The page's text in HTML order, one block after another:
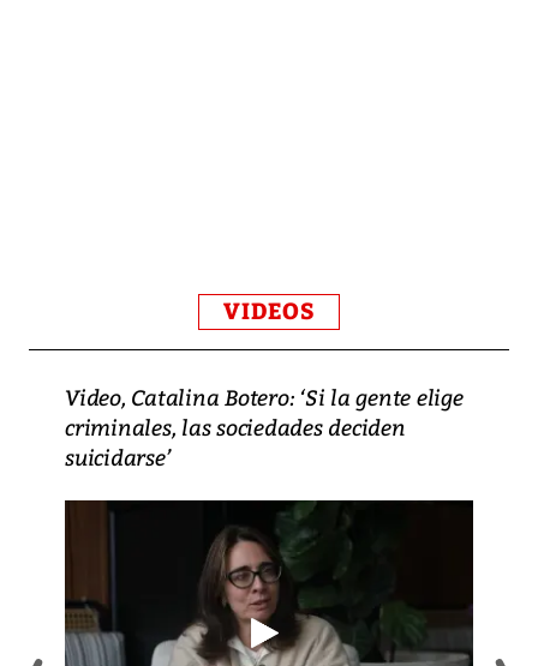
VIDEOS
Video, Catalina Botero: ‘Si la gente elige
criminales, las sociedades deciden
suicidarse’